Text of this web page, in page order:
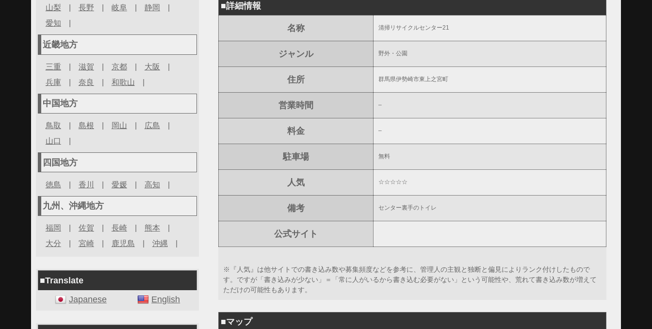
■詳細情報
名称 清掃リサイクルセンター21
ジャンル 野外・公園
住所 群馬県伊勢崎市東上之宮町
営業時間 –
料金 –
駐車場 無料
人気 ☆☆☆☆☆
備考 センター裏手のトイレ
公式サイト
※『人気』は他サイトでの書き込み数や募集頻度などを参考に、管理人の主観と独断と偏見によりランク付けしたもので
す。ですが「書き込みが少ない」＝「常に人がいるから書き込む必要がない」という可能性や、荒れて書き込み数が増えて
ただけの可能性もあります。
■マップ
山梨
長野 岐阜| 静岡
愛知
近畿地方
三重 | 滋賀 | 京都| 大阪 |
兵庫| 奈良 | 和歌山 |
中国地方
鳥取 | 島根 | 岡山 | 広島 |
山口 |
四国地方
徳島 | 香川 | 愛媛| 高知 |
九州、沖縄地方
福岡 | 佐賀 | 長崎| 熊本 |
大分 | 宮崎| 鹿児島 | 沖縄 |
■Translate
Japanese
English